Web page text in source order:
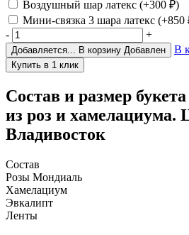
Воздушный шар латекс (+300 ₽)
Мини-связка 3 шара латекс (+850
-
+
Добавляется... В корзину Добавлен В
Состав и размер букета
из роз и хамелациума.
Владивосток
Состав
Розы Мондиаль
Хамелациум
Эвкалипт
Ленты